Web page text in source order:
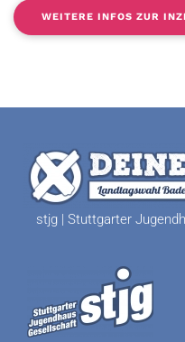
WEITERE INFOS ZUR
stjg | Stuttgarter